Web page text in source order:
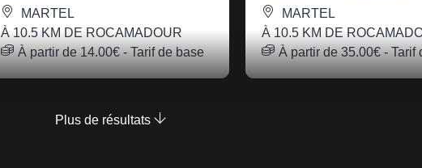
MARTEL
À 10.5 KM DE ROCAMADOUR
À partir de14.00€- Tarif de base
MARTEL
À 10.5 KM DE
À partir de35.00€- Tarif
Plus de résultats